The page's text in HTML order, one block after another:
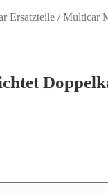
Ersatzteile /Multicar